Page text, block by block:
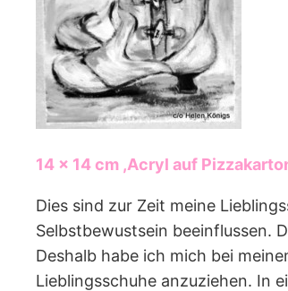
14 x 14 cm ,Acryl auf
Dies sind zur Zeit meine
Selbstbewustsein beeinflussen.
Deshalb habe ich mich bei
Lieblingsschuhe anzuziehen. In